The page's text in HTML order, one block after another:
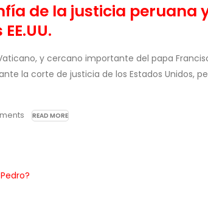
de la justicia peruana
y cercano importante del papa
la corte de justicia de los Estados Unidos,
READ MORE